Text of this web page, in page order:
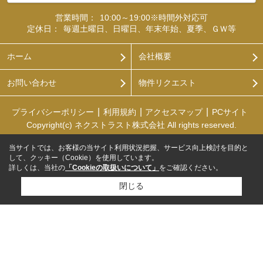
営業時間：
10:00～19:00※時間外対応可
定休日：
毎週土曜日、日曜日、年末年始、夏季、ＧＷ等
ホーム 会社概要
お問い合わせ 物件リクエスト
プライバシーポリシー 利用規約 アクセスマップ
PCサイト
Copyright(c) ネクストラスト株式会社 All rights reserved.
当サイトでは、お客様の当サイト利用状況把握、サービス向上検討を目的と
して、クッキー（Cookie）を使用しています。
詳しくは、当社の 「Cookieの取扱いについて」 をご確認ください。
閉じる